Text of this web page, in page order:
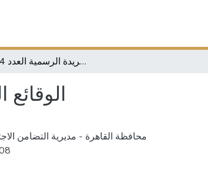
الوقائع المصرية ملحق الجريدة الرسمية العدد 34 (تابع)
الوقائع
محافظة القاهرة - مديرية التضامن
11608